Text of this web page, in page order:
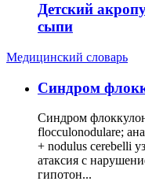
Детский
сыпи
Медицинский словарь
Cиндром
Синдром
flocculonodulare;
+ nodulus cerebelli
атаксия с
гипотон...